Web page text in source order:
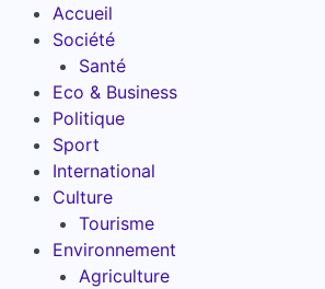
Accueil
Société
Santé
Eco & Business
Politique
Sport
International
Culture
Tourisme
Environnement
Agriculture